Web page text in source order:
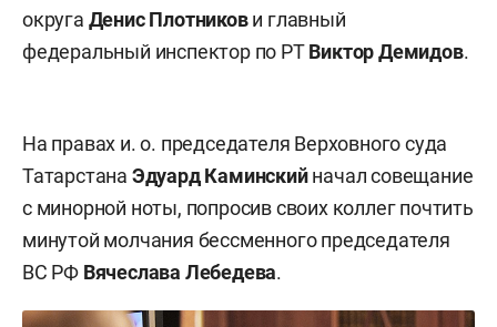
округа Денис Плотникови главный
федеральный инспектор по РТВиктор Демидов.
На правах и. о. председателя Верховного суда
Татарстана Эдуард Каминскийначал совещание
с минорной ноты, попросив своих коллег почтить
минутой молчания бессменного председателя
ВС РФ Вячеслава Лебедева.